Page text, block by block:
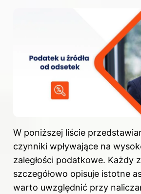
W poniższej liście
czynniki wpływające na
zaległości podatkowe. Każdy
szczegółowo opisuje istotne
warto uwzględnić przy